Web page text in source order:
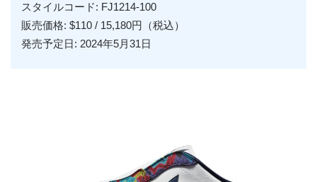
スタイルコード: FJ1214-100
販売価格: $110 / 15,180円（税込）
発売予定日: 2024年5月31日